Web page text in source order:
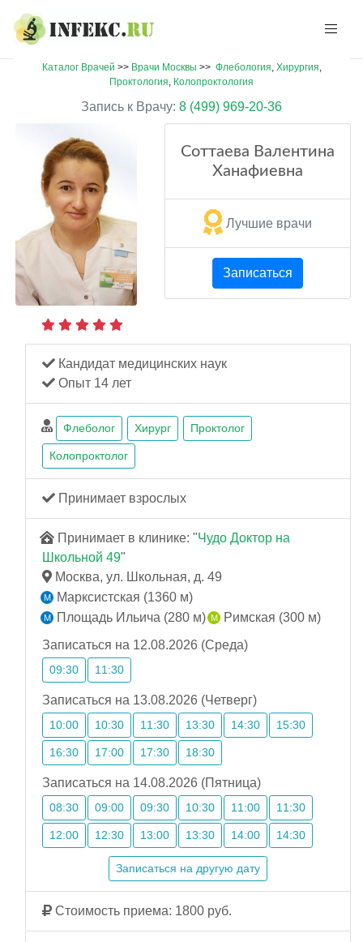
Каталог Врачей >> Врачи Москвы >> Флебология, Хирургия,
Проктология, Колопроктология
Запись к Врачу: 8 (499) 969-20-36
Соттаева Валентина
Ханафиевна
Лучшие врачи
Записаться
Кандидат медицинских наук
Опыт 14 лет
Флеболог Хирург Проктолог
Колопроктолог
Принимает взрослых
Принимает в клинике: "Чудо Доктор на
Школьной 49"
Москва, ул. Школьная, д. 49
Марксистская (1360 м)
Площадь Ильича (280 м)
Римская (300 м)
Записаться на 12.08.2026 (Среда)
09:30 11:30
Записаться на 13.08.2026 (Четверг)
10:00 10:30 11:30 13:30 14:30 15:30
16:30 17:00 17:30 18:30
Записаться на 14.08.2026 (Пятница)
08:30 09:00 09:30 10:30 11:00 11:30
12:00 12:30 13:00 13:30 14:00 14:30
Записаться на другую дату
Стоимость приема: 1800 руб.